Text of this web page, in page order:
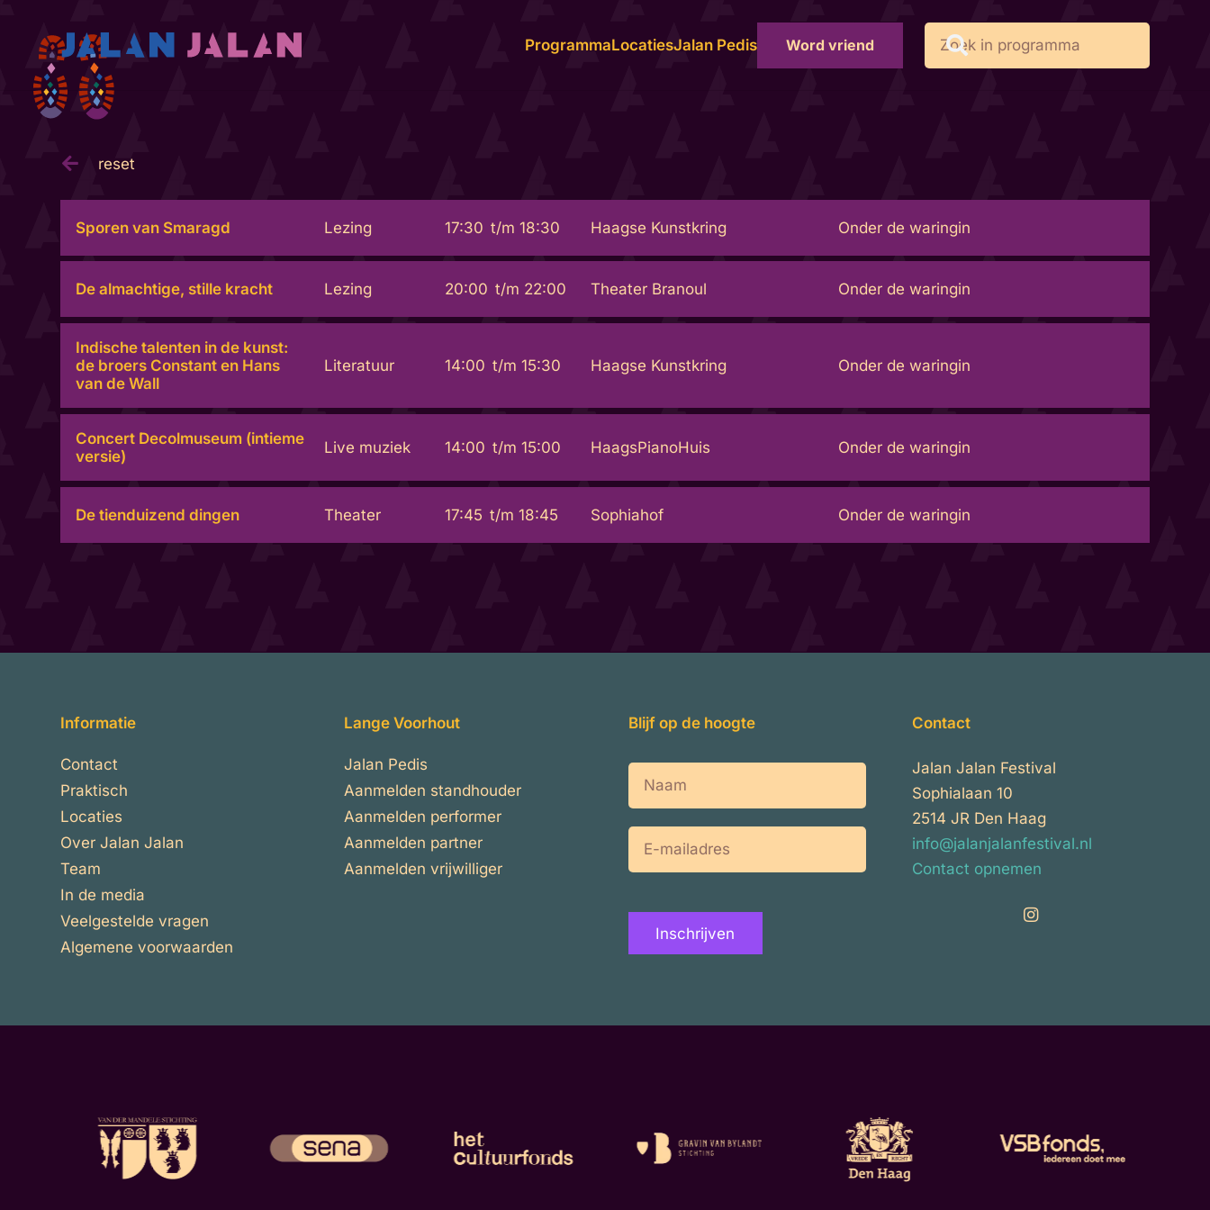
ProgrammaLocatiesJalan Pedis Word vriend
reset
Sporen van Smaragd Lezing 17:30 t/m18:30 Haagse Kunstkring Onder de waringin
De almachtige, stille kracht Lezing 20:00 t/m 22:00 Theater Branoul Onder de waringin
Indische talenten in de kunst:
de broers Constant en Hans
van de Wall
Literatuur 14:00 t/m15:30 Haagse Kunstkring Onder de waringin
Concert Decolmuseum (intieme
versie)
Live muziek 14:00 t/m15:00 HaagsPianoHuis Onder de waringin
De tienduizend dingen Theater 17:45 t/m18:45 Sophiahof Onder de waringin
Informatie
Contact
Praktisch
Locaties
Over Jalan Jalan
Team
In de media
Veelgestelde vragen
Algemene voorwaarden
Lange Voorhout
Jalan Pedis
Aanmelden standhouder
Aanmelden performer
Aanmelden partner
Aanmelden vrijwilliger
Blijf op de hoogte
Naam
Inschrijven
Contact
Jalan Jalan Festival
Sophialaan 10
2514 JR Den Haag
info@jalanjalanfestival.nl
Contact opnemen